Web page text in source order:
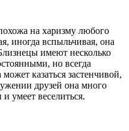
на харизму любого
иногда вспыльчивая, она
имеют несколько
но всегда
казаться застенчивой,
друзей она много
умеет веселиться.